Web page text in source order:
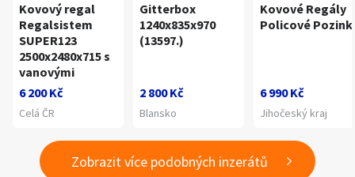
Kovový regal
Regalsistem
SUPER123
2500x2480x715 s
vanovými
6 200 Kč
Celá ČR
Gitterbox
1240x835x970
(13597.)
2 800 Kč
Blansko
Kovové Regály
Policové Pozink
6 990 Kč
Jihočeský kraj
Zobrazit více podobných inzerátů